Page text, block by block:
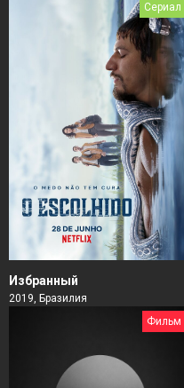
Сериал
Избранный
2019, Бразилия
Фильм